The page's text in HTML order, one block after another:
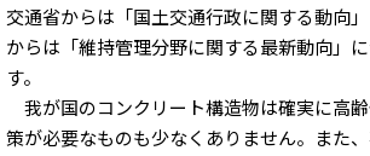
交通省からは「国土交通行政に関する動向
からは「維持管理分野に関する最新動向」
す。
我が国のコンクリート構造物は確実に高
策が必要なものも少なくありません。また